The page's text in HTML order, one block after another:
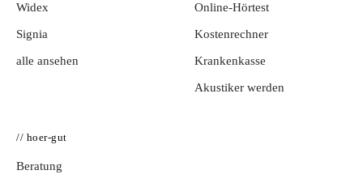
Widex
Signia
alle ansehen
Online-Hörtest
Kostenrechner
Krankenkasse
Akustiker werden
// hoer-gut
Beratung